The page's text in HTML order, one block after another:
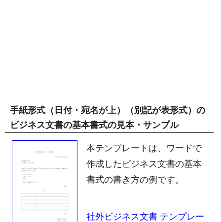
手紙形式（日付・宛名が上）（別記が表形式）の
ビジネス文書の基本書式の見本・サンプル
本テンプレートは、ワードで
作成したビジネス文書の基本
書式の書き方の例です。
社外ビジネス文書 テンプレー